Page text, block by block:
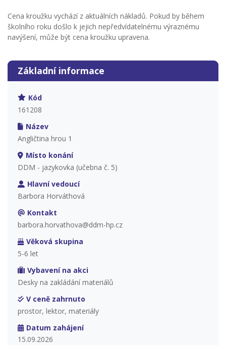
Cena kroužku vychází z aktuálních nákladů. Pokud by během
školního roku došlo k jejich nepředvídatelnému výraznému
navýšení, může být cena kroužku upravena.
Základní informace
Kód
161208
Název
Angličtina hrou 1
Místo konání
DDM - jazykovka (učebna č. 5)
Hlavní vedoucí
Barbora Horváthová
Kontakt
barbora.horvathova@ddm-hp.cz
Věková skupina
5-6 let
Vybavení na akci
Desky na zakládání materiálů
V ceně zahrnuto
prostor, lektor, materiály
Datum zahájení
15.09.2026